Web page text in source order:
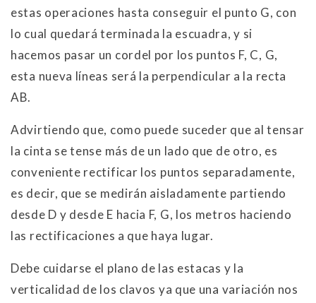
estas operaciones hasta conseguir el punto G, con
lo cual quedará terminada la escuadra, y si
hacemos pasar un cordel por los puntos F, C, G,
esta nueva líneas será la perpendicular a la recta
AB.
Advirtiendo que, como puede suceder que al tensar
la cinta se tense más de un lado que de otro, es
conveniente rectificar los puntos separadamente,
es decir, que se medirán aisladamente partiendo
desde D y desde E hacia F, G, los metros haciendo
las rectificaciones a que haya lugar.
Debe cuidarse el plano de las estacas y la
verticalidad de los clavos ya que una variación nos